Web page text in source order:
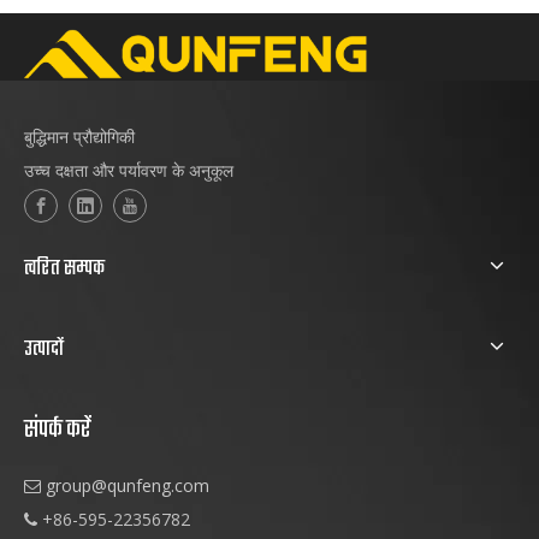
खेती और समर्थन नीतियों की शुरुआत की।
बुद्धिमान प्रौद्योगिकी
उच्च दक्षता और पर्यावरण के अनुकूल
त्वरित सम्पक
उत्पादों
संपर्क करें
 group@qunfeng.com
 +86-595-22356782